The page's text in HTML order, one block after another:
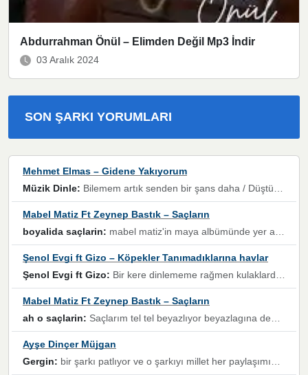
Abdurrahman Önül – Elimden Değil Mp3 İndir
03 Aralık 2024
SON ŞARKI YORUMLARI
Mehmet Elmas – Gidene Yakıyorum
Müzik Dinle: Bilemem artık senden bir şans daha / Düştüğün zaman ben olmayacağım yanında” dizeleri, artık geçmişin tekrarına izin verilmeyeceğini, kişisel sınırların çizildiğini gösteriyor.
Mabel Matiz Ft Zeynep Bastık – Saçların
boyalida saçlarin: mabel matiz'in maya albümünde yer alan güzellerden. parça da şarkı hani! müzikal altyapısına vurulduğum, sözlerinde kaybolduğum bir parça olmuş.
Şenol Evgi ft Gizo – Köpekler Tanımadıklarına havlar
Şenol Evgi ft Gizo: Bir kere dinlememe rağmen kulaklardan gitmiyor sen sen sen sen kurban ol sen sen sen sen hayran ol yükses ses müzik dinleme sebebisiniz canlar bomba gibi patladınız maşallah
Mabel Matiz Ft Zeynep Bastık – Saçların
ah o saçlarin: Saçlarım tel tel beyazlıyor beyazlagına degil yanımda sen yoksun ona üzülüyorum günler bir bir geçiyor geçen günlere değil sensiz geçen günlere darılıyorum,Dinledikce asla kavusamayacagim ama asla unutamicagim sevdiğim adam için yanar içim
Ayşe Dinçer Müjgan
Gergin: bir şarkı patlıyor ve o şarkıyı millet her paylaşımın altına koyuyor ve öyle bir durum hal alıyor ki şarkıyı dinlemeden şarkıdan bikıyorsun Ama bu enteresan bir şekilde dillere dolanıyor millet olarak seviyoruz dertlerle boğuşurken bir yandan da göbek atmayi))) diyeceklerim bu kadar güzel hoş bir sayfa emeğinize sağlık arkadaşlar kolay gelsin